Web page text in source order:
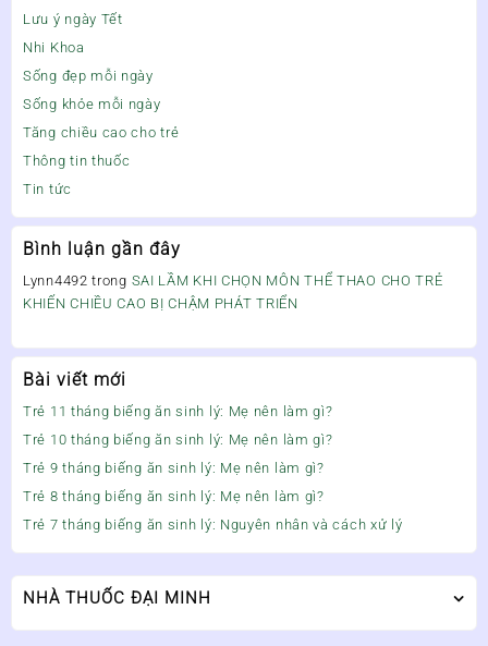
Lưu ý ngày Tết
Nhi Khoa
Sống đẹp mỗi ngày
Sống khỏe mỗi ngày
Tăng chiều cao cho trẻ
Thông tin thuốc
Tin tức
Bình luận gần đây
Lynn4492 trong SAI LẦM KHI CHỌN MÔN THỂ THAO CHO TRẺ
KHIẾN CHIỀU CAO BỊ CHẬM PHÁT TRIỂN
Bài viết mới
Trẻ 11 tháng biếng ăn sinh lý: Mẹ nên làm gì?
Trẻ 10 tháng biếng ăn sinh lý: Mẹ nên làm gì?
Trẻ 9 tháng biếng ăn sinh lý: Mẹ nên làm gì?
Trẻ 8 tháng biếng ăn sinh lý: Mẹ nên làm gì?
Trẻ 7 tháng biếng ăn sinh lý: Nguyên nhân và cách xử lý
NHÀ THUỐC ĐẠI MINH